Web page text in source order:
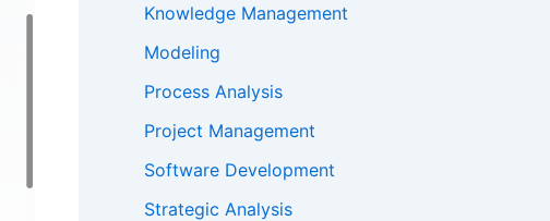
Knowledge Management
Modeling
Process Analysis
Project Management
Software Development
Strategic Analysis